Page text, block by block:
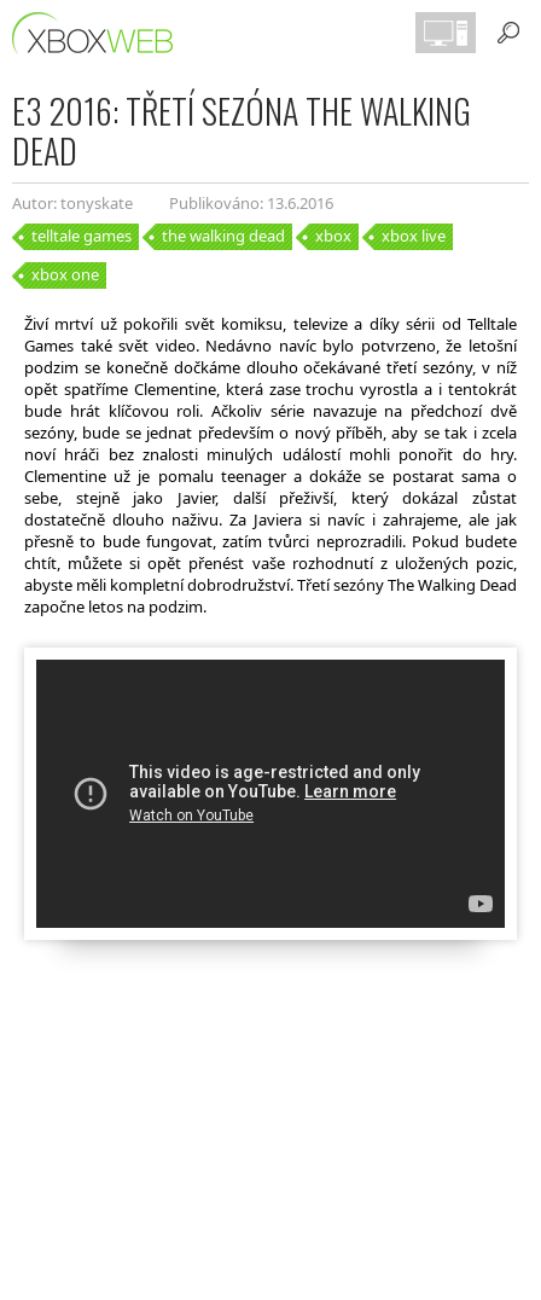
E3 2016: TŘETÍ SEZÓNA THE WALKING
DEAD
Autor: tonyskate
Publikováno: 13.6.2016
telltale games
the walking dead xbox
xbox live
xbox one
Živí mrtví už pokořili svět komiksu, televize a díky sérii od Telltale
Games také svět video. Nedávno navíc bylo potvrzeno, že letošní
podzim se konečně dočkáme dlouho očekávané třetí sezóny, v níž
opět spatříme Clementine, která zase trochu vyrostla a i tentokrát
bude hrát klíčovou roli. Ačkoliv série navazuje na předchozí dvě
sezóny, bude se jednat především o nový příběh, aby se tak i zcela
noví hráči bez znalosti minulých událostí mohli ponořit do hry.
Clementine už je pomalu teenager a dokáže se postarat sama o
sebe, stejně jako Javier, další přeživší, který dokázal zůstat
dostatečně dlouho naživu. Za Javiera si navíc i zahrajeme, ale jak
přesně to bude fungovat, zatím tvůrci neprozradili. Pokud budete
chtít, můžete si opět přenést vaše rozhodnutí z uložených pozic,
abyste měli kompletní dobrodružství. Třetí sezóny The Walking Dead
započne letos na podzim.